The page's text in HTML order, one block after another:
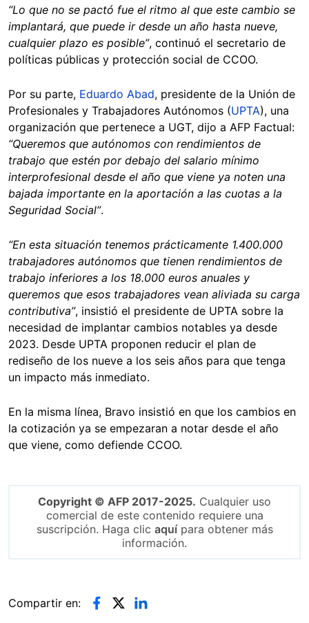
“Lo que no se pactó fue el ritmo al que este cambio se
implantará, que puede ir desde un año hasta nueve,
cualquier plazo es posible”, continuó el secretario de
políticas públicas y protección social de CCOO.
Por su parte, Eduardo Abad, presidente de la Unión de
Profesionales y Trabajadores Autónomos (UPTA), una
organización que pertenece a UGT, dijo a AFP Factual:
“Queremos que autónomos con rendimientos de
trabajo que estén por debajo del salario mínimo
interprofesional desde el año que viene ya noten una
bajada importante en la aportación a las cuotas a la
Seguridad Social”.
“En esta situación tenemos prácticamente 1.400.000
trabajadores autónomos que tienen rendimientos de
trabajo inferiores a los 18.000 euros anuales y
queremos que esos trabajadores vean aliviada su carga
contributiva”, insistió el presidente de UPTA sobre la
necesidad de implantar cambios notables ya desde
2023. Desde UPTA proponen reducir el plan de
rediseño de los nueve a los seis años para que tenga
un impacto más inmediato.
En la misma línea, Bravo insistió en que los cambios en
la cotización ya se empezaran a notar desde el año
que viene, como defiende CCOO.
Copyright © AFP 2017-2025. Cualquier uso
comercial de este contenido requiere una
suscripción. Haga clic aquípara obtener más
información.
Compartir en: